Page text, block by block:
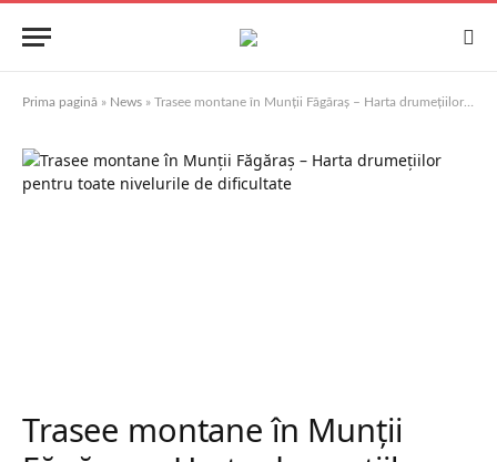
Prima pagină » News » Trasee montane în Munții Făgăraș – Harta drumețiilor pentru toate nivelurile de dificultate
Trasee montane în Munții